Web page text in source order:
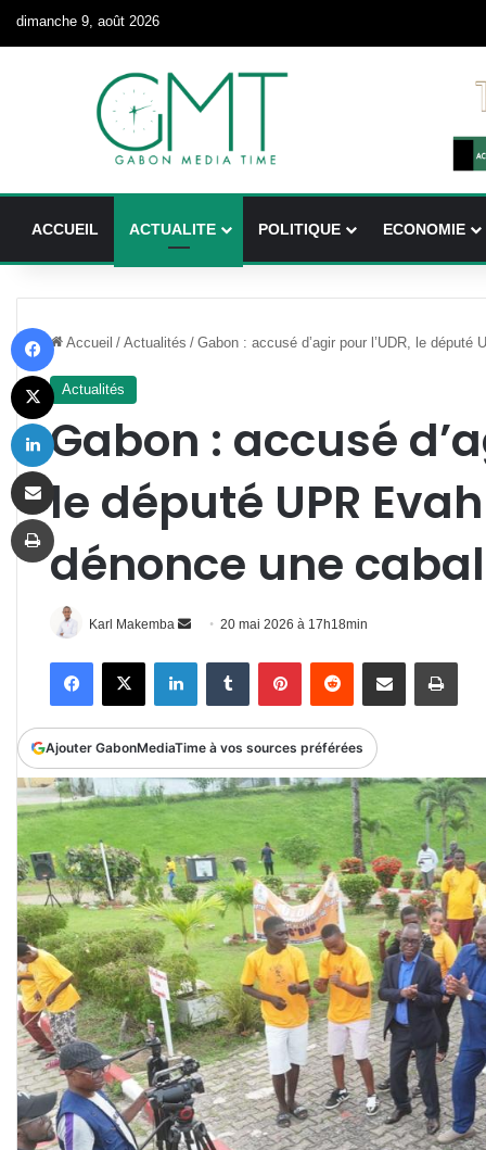
dimanche 9, août 2026
ACCUEIL ACTUALITE POLITIQUE ECONOMIE
Accueil / Actualités / Gabon : accusé d’agir pour l’UDR, le
Actualités
Gabon : accusé
le député UPR
dénonce une
Karl Makemba
Envoyer
courriel
20 mai 2026 à 17h18min
FacebookX LinkedinTumblr PinterestReddit Partager par email
Ajouter GabonMediaTime à vos sources préférées
X
Linkedin
Imprimer